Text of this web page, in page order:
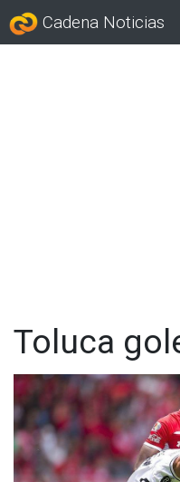
Cadena Noticias
Toluca